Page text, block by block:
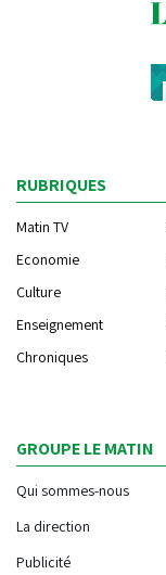
RUBRIQUES
Matin TV
Economie
Culture
Enseignement
Chroniques
GROUPE LE MATIN
Qui sommes-nous
La direction
Publicité